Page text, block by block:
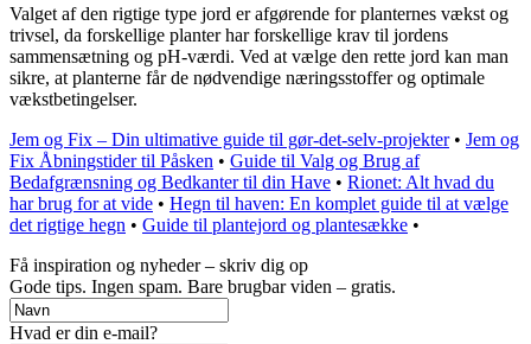
Valget af den rigtige type jord er afgørende for planternes vækst og
trivsel, da forskellige planter har forskellige krav til jordens
sammensætning og pH-værdi. Ved at vælge den rette jord kan man
sikre, at planterne får de nødvendige næringsstoffer og optimale
vækstbetingelser.
Jem og Fix – Din ultimative guide til gør-det-selv-projekter• Jem og
Fix Åbningstider til Påsken • Guide til Valg og Brug af
Bedafgrænsning og Bedkanter til din Have • Rionet: Alt hvad du
har brug for at vide • Hegn til haven: En komplet guide til at vælge
det rigtige hegn • Guide til plantejord og plantesække •
Få inspiration og nyheder – skriv dig op
Gode tips. Ingen spam. Bare brugbar viden – gratis.
Hvad er din e-mail?